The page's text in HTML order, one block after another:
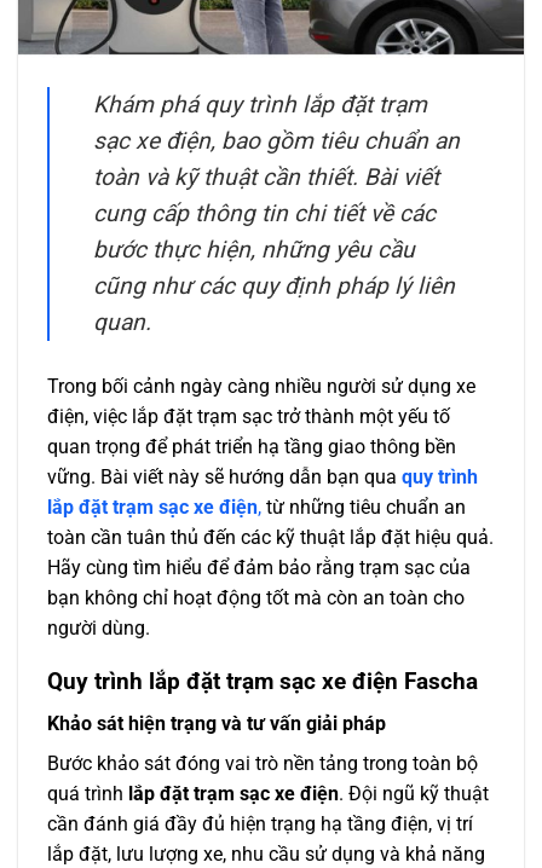
Khám phá quy trình lắp đặt trạm
sạc xe điện, bao gồm tiêu chuẩn an
toàn và kỹ thuật cần thiết. Bài viết
cung cấp thông tin chi tiết về các
bước thực hiện, những yêu cầu
cũng như các quy định pháp lý liên
quan.
Trong bối cảnh ngày càng nhiều người sử dụng xe
điện, việc lắp đặt trạm sạc trở thành một yếu tố
quan trọng để phát triển hạ tầng giao thông bền
vững. Bài viết này sẽ hướng dẫn bạn qua quy trình
lắp đặt trạm sạc xe điện, từ những tiêu chuẩn an
toàn cần tuân thủ đến các kỹ thuật lắp đặt hiệu quả.
Hãy cùng tìm hiểu để đảm bảo rằng trạm sạc của
bạn không chỉ hoạt động tốt mà còn an toàn cho
người dùng.
Quy trình lắp đặt trạm sạc xe điện Fascha
Khảo sát hiện trạng và tư vấn giải pháp
Bước khảo sát đóng vai trò nền tảng trong toàn bộ
quá trình lắp đặt trạm sạc xe điện. Đội ngũ kỹ thuật
cần đánh giá đầy đủ hiện trạng hạ tầng điện, vị trí
lắp đặt, lưu lượng xe, nhu cầu sử dụng và khả năng